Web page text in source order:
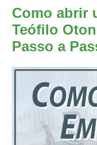
Como abrir
Teófilo
Passo a